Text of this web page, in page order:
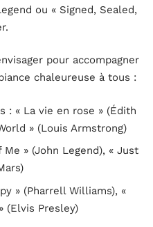
ou « Signed, Sealed,
pour accompagner
chaleureuse à tous :
: « La vie en rose » (Édith
» (Louis Armstrong)
» (John Legend), « Just
» (Pharrell Williams), «
(Elvis Presley)